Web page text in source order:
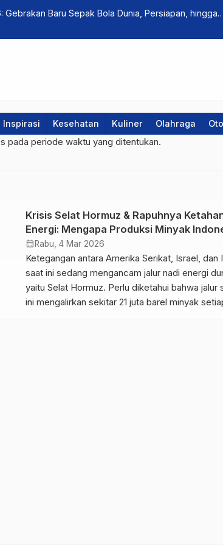
Gebrakan Baru Sepak Bola Dunia, Persiapan, hingga
Inspirasi Kesehatan Kuliner Olahraga
pada periode waktu yang ditentukan.
Krisis Selat Hormuz & Rapuhnya
Energi: Mengapa Produksi Minyak
Belum Mandiri?
calendar_month Rabu, 4 Mar 2026
Ketegangan antara Amerika Serikat, Israel, dan
saat ini sedang mengancam jalur nadi energi
yaitu Selat Hormuz. Perlu diketahui bahwa jalur
ini mengalirkan sekitar 21 juta barel minyak